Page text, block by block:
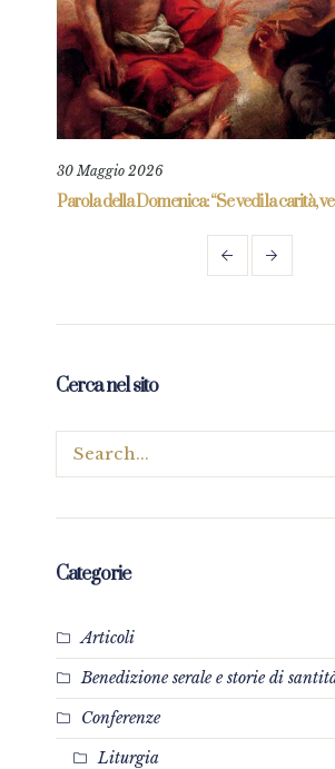
30 Maggio 2026
Parola della Domenica: “Se vedi la carità,
Cerca nel sito
Categorie
Articoli
Benedizione serale e storie di
Conferenze
Liturgia